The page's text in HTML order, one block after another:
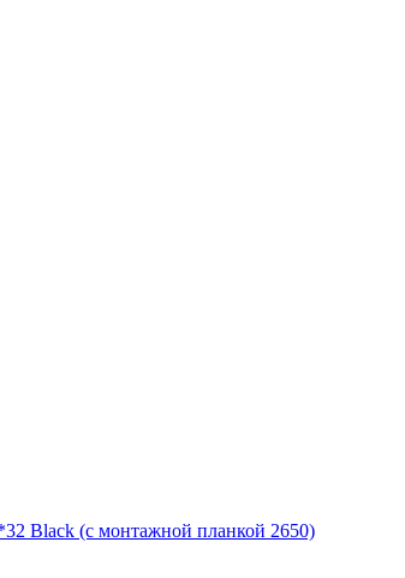
Black (с монтажной планкой 2650)